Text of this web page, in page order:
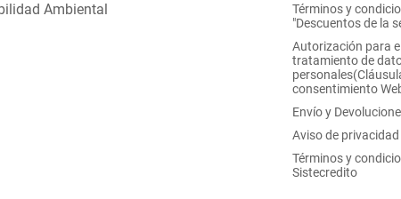
Ambiental
Términos y
"Descuentos de la
Autorización para el
tratamiento de
consentimiento
Envío y
Aviso de privacidad
Términos y
Sistecredito